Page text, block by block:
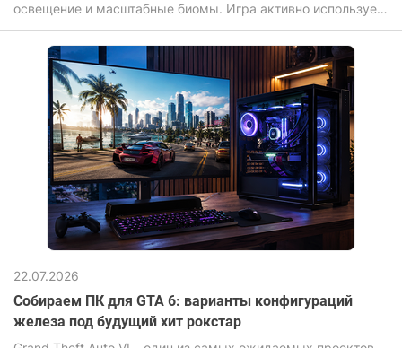
освещение и масштабные биомы. Игра активно использует
сложный шейдеры воды, дальнюю прорисовку и высокую
плотность объектов, что прямо влияет на требования к
железу.
22.07.2026
Собираем ПК для GTA 6: варианты конфигураций
железа под будущий хит рокстар